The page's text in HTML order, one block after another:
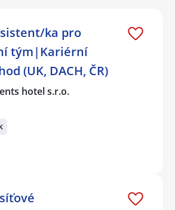
ka pro
tým|Kariérní
(UK, DACH, ČR)
hotel s.r.o.